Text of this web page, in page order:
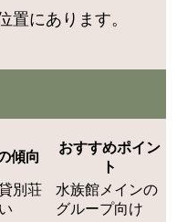
置にあります。
傾向
おすすめポイン
ト
別荘
水族館メインの
グループ向け